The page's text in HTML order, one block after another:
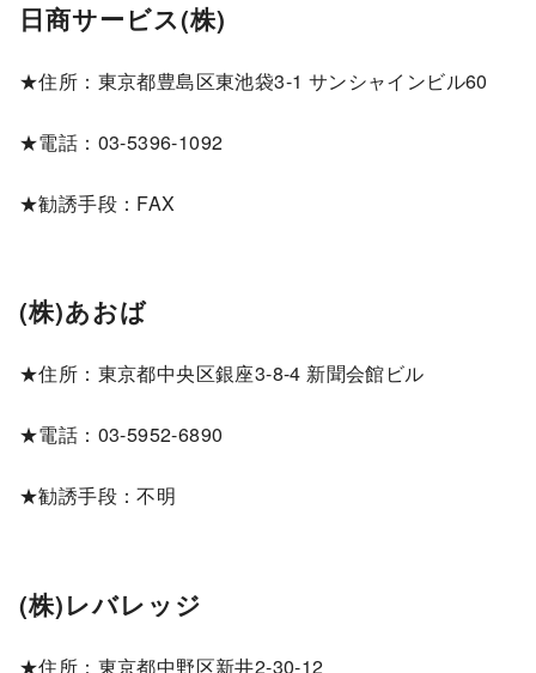
日商サービス(株)
★住所：東京都豊島区東池袋3-1 サンシャインビル60
★電話：03-5396-1092
★勧誘手段：FAX
(株)あおば
★住所：東京都中央区銀座3-8-4 新聞会館ビル
★電話：03-5952-6890
★勧誘手段：不明
(株)レバレッジ
★住所：東京都中野区新井2-30-12